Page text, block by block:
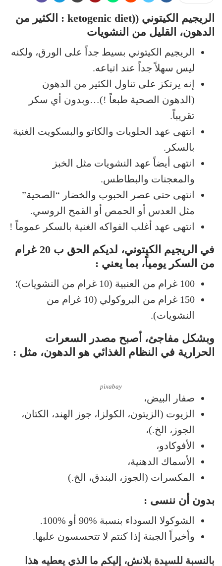
الريجيم الكيتوني ((ketogenic diet : الكثير من
الدهون، القليل من النشويات
الريجيم الكيتوني بسيط جداً على الورق، ولكنه
ليس سهلاً جداً عند اتباعه.
إنه يرتكز على تناول الكثير من الدهون
(الدهون الصحية طبعاً !)…وبدون أي سكر
تقريباً.
انتهى عهد الحلويات والكاتو والبسكويت الغنية
بالسكر.
انتهى أيضاً عهد النشويات مثل الخبز
والمعجنات والبطاطس.
انتهى حتى عصر الحبوب والخضار “الصحية”
مثل العدس أو الحمص أو القمح الروسي.
انتهى عهد أغلب الفواكه الغنية بالسكر عموماً !
في الريجيم الكيتوني، لديكم الحق ب 20 غرام
من السكر يومياً، بما يعني :
100 غرام من العنبية (10 غرام من النشويات)؛
150 غرام من البروكولي (10 غرام من
النشويات).
وبشكل مفاجئ، أصبح مصدر السعرات
الحرارية في النظام الغذائي هو الدهون، مثل :
pixabay
صفار البيض،
الزيوت (الزيتون، الكولزا، جوز الهند، الكتان،
الجوز، الخ.)،
الأفوكادو،
الأسماك الدهنية،
المكسرات (الجوز، البندق، الخ.)
بدون أن ننسى :
الشوكولا السوداء بنسبة %90 أو %100.
وأخيراً الجبنة إذا كنتم لا تتحسسون عليها.
بالنسبة للسيدة بلانش، إليكم ما الذي يعطيه هذا